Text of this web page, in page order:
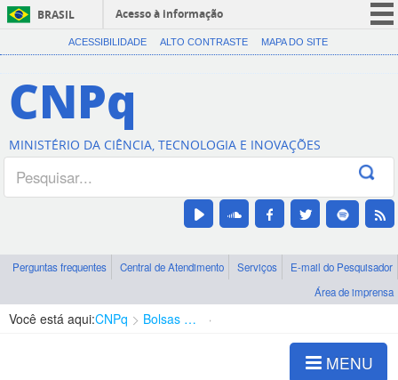
BRASIL
Acesso à informação
CORONAVÍRUS (COVID-19)
Canais
ACESSIBILIDADE ALTO CONTRASTE MAPA DO SITE
CNPq
MINISTÉRIO DA CIÊNCIA, TECNOLOGIA E INOVAÇÕES
Perguntas frequentes Central de Atendimento Serviços
E-mail do Pesquisador
Área de imprensa
Você está aqui:CNPq Bolsas e Auxílios Vigentes
MENU